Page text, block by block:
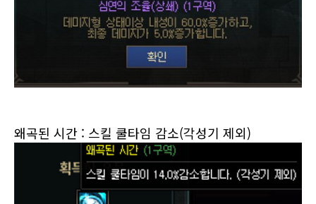
왜곡된 시간 : 스킬 쿨타임 감소(각성기 제외)